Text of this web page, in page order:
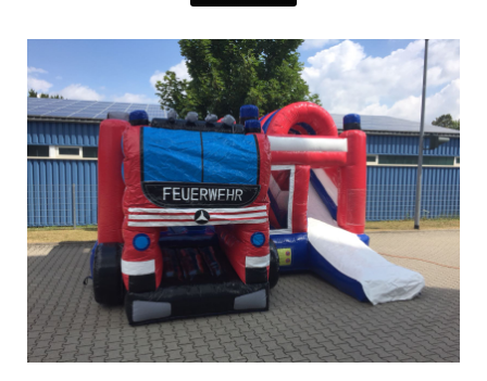
Oktoberfestkonzert 2022
Tagesfahrt 2017
Fahrzeuge & Technik
Stützpunkt
Einsatzfahrzeuge
Einsatzleitwagen ELW 1
Hilfeleistungslöschgruppenfahrzeug HLF
20